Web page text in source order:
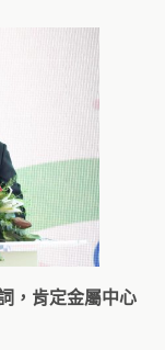
，肯定金屬中心